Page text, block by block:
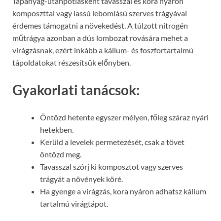
komposzttal vagy lassú lebomlású szerves trágyával
érdemes támogatni a növekedést. A túlzott nitrogén
műtrágya azonban a dús lombozat rovására mehet a
virágzásnak, ezért inkább a kálium- és foszfortartalmú
tápoldatokat részesítsük előnyben.
Gyakorlati tanácsok:
Öntözd hetente egyszer mélyen, főleg száraz nyári
hetekben.
Kerüld a levelek permetezését, csak a tövet
öntözd meg.
Tavasszal szórj ki komposztot vagy szerves
trágyát a növények köré.
Ha gyenge a virágzás, kora nyáron adhatsz kálium
tartalmú virágtápot.